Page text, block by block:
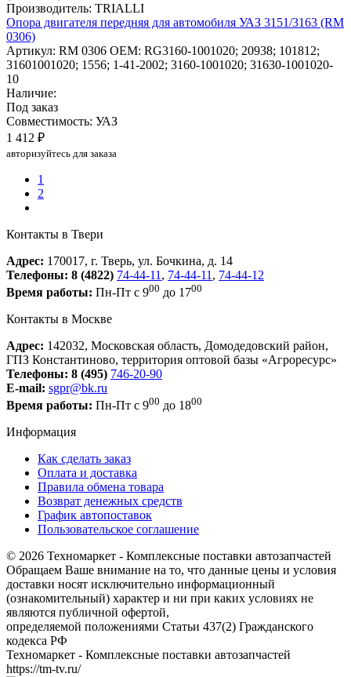
Производитель: TRIALLI
Опора двигателя передняя для автомобиля УАЗ 3151/3163 (RM
0306)
Артикул: RM 0306 OEM: RG3160-1001020; 20938; 101812;
31601001020; 1556; 1-41-2002; 3160-1001020; 31630-1001020-
10
Наличие:
Под заказ
Совместимость: УАЗ
1 412 ₽
авторизуйтесь для заказа
1
2
Контакты в Твери
Адрес: 170017, г. Тверь, ул. Бочкина, д. 14
Телефоны: 8 (4822) 74-44-11 , 74-44-11 , 74-44-12
Время работы: Пн-Пт с 900 до 1700
Контакты в Москве
Адрес: 142032, Московская область, Домодедовский район,
ГПЗ Константиново, территория оптовой базы «Агроресурс»
Телефоны: 8 (495) 746-20-90
E-mail: sgpr@bk.ru
Время работы: Пн-Пт с 900 до 1800
Информация
Как сделать заказ
Оплата и доставка
Правила обмена товара
Возврат денежных средств
График автопоставок
Пользовательское соглашение
© 2026 Техномаркет - Комплексные поставки автозапчастей
Обращаем Ваше внимание на то, что данные цены и условия
доставки носят исключительно информационный
(ознакомительный) характер и ни при каких условиях не
являются публичной офертой,
определяемой положениями Статьи 437(2) Гражданского
кодекса РФ
Техномаркет - Комплексные поставки автозапчастей
https://tm-tv.ru/